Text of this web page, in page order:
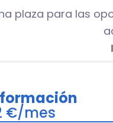
plaza para las
€/mes